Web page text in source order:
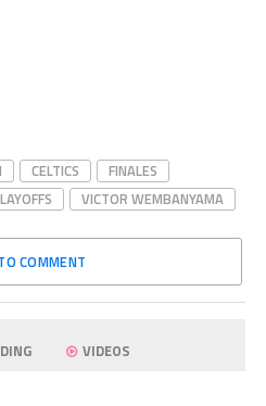
CELTICS
FINALES
VICTOR WEMBANYAMA
COMMENT
VIDEOS